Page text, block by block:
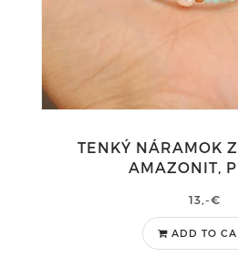
TENKÝ NÁRAMOK
AMAZONIT,
13,-€
ADD TO